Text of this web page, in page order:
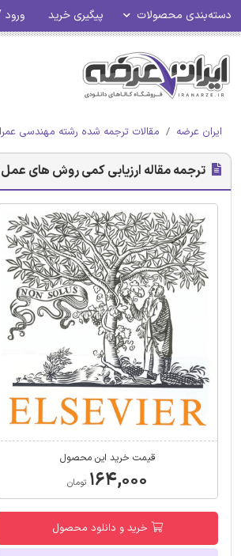
دسته‌بندی محصولات پیگیری خرید
ایران عرضه مقالات ترجمه شده رشته مهندسی
ترجمه مقاله ارزیابی کمی روش های عمل
قیمت خرید این محصول
۱۶۴,۰۰۰ تومان
خرید و دانلود محصول